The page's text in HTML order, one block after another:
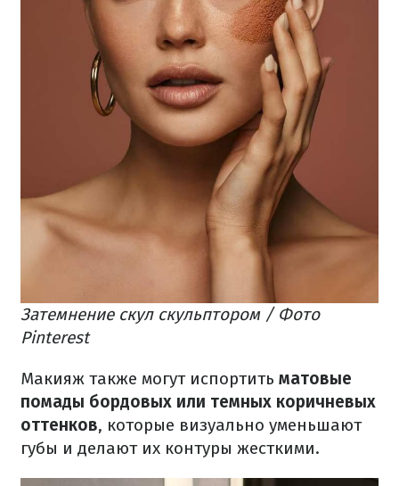
Затемнение скул скульптором / Фото
Pinterest
Макияж также могут испортить матовые
помады бордовых или темных коричневых
оттенков, которые визуально уменьшают
губы и делают их контуры жесткими.